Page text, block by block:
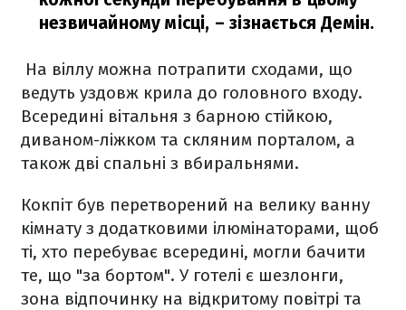
незвичайному місці, – зізнається Демін.
На віллу можна потрапити сходами, що
ведуть уздовж крила до головного входу.
Всередині вітальня з барною стійкою,
диваном-ліжком та скляним порталом, а
також дві спальні з вбиральнями.
Кокпіт був перетворений на велику ванну
кімнату з додатковими ілюмінаторами, щоб
ті, хто перебуває всередині, могли бачити
те, що "за бортом". У готелі є шезлонги,
зона відпочинку на відкритому повітрі та